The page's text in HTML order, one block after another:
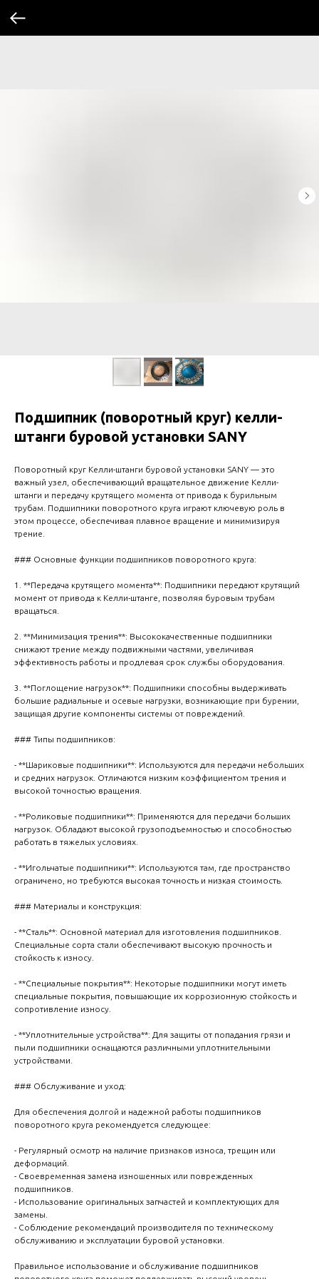
Подшипник (поворотный круг) келли-
штанги буровой установки SANY
Поворотный круг Келли-штанги буровой установки SANY — это
важный узел, обеспечивающий вращательное движение Келли-
штанги и передачу крутящего момента от привода к бурильным
трубам. Подшипники поворотного круга играют ключевую роль в
этом процессе, обеспечивая плавное вращение и минимизируя
трение.
### Основные функции подшипников поворотного круга:
1. **Передача крутящего момента**: Подшипники передают крутящий
момент от привода к Келли-штанге, позволяя буровым трубам
вращаться.
2. **Минимизация трения**: Высококачественные подшипники
снижают трение между подвижными частями, увеличивая
эффективность работы и продлевая срок службы оборудования.
3. **Поглощение нагрузок**: Подшипники способны выдерживать
большие радиальные и осевые нагрузки, возникающие при бурении,
защищая другие компоненты системы от повреждений.
### Типы подшипников:
- **Шариковые подшипники**: Используются для передачи небольших
и средних нагрузок. Отличаются низким коэффициентом трения и
высокой точностью вращения.
- **Роликовые подшипники**: Применяются для передачи больших
нагрузок. Обладают высокой грузоподъемностью и способностью
работать в тяжелых условиях.
- **Игольчатые подшипники**: Используются там, где пространство
ограничено, но требуются высокая точность и низкая стоимость.
### Материалы и конструкция:
- **Сталь**: Основной материал для изготовления подшипников.
Специальные сорта стали обеспечивают высокую прочность и
стойкость к износу.
- **Специальные покрытия**: Некоторые подшипники могут иметь
специальные покрытия, повышающие их коррозионную стойкость и
сопротивление износу.
- **Уплотнительные устройства**: Для защиты от попадания грязи и
пыли подшипники оснащаются различными уплотнительными
устройствами.
### Обслуживание и уход:
Для обеспечения долгой и надежной работы подшипников
поворотного круга рекомендуется следующее:
- Регулярный осмотр на наличие признаков износа, трещин или
деформаций.
- Своевременная замена изношенных или поврежденных
подшипников.
- Использование оригинальных запчастей и комплектующих для
замены.
- Соблюдение рекомендаций производителя по техническому
обслуживанию и эксплуатации буровой установки.
Правильное использование и обслуживание подшипников